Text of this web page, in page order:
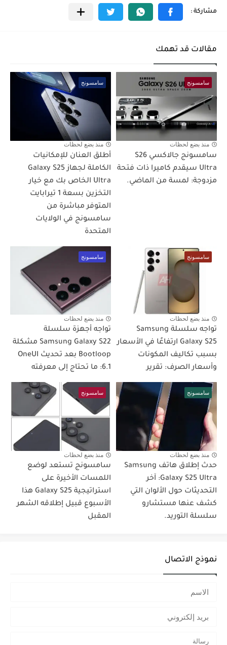
مقالات قد تهمك
سامسونج
منذ بضع لحظات
سامسونج جالاكسي S26
Ultra سيقدم كاميرا ذات فتحة
مزدوجة: لمسة من الماضي.
سامسونج
منذ بضع لحظات
أطلق العنان للإمكانيات
الكاملة لجهاز Galaxy S25
Ultra الخاص بك مع خيار
التخزين بسعة 1 تيرابايت
المتوفر مباشرة من
سامسونج في الولايات
المتحدة
سامسونج
منذ بضع لحظات
تواجه سلسلة Samsung
Galaxy S25 ارتفاعًا في الأسعار
بسبب تكاليف المكونات
وأسعار الصرف: تقرير
سامسونج
منذ بضع لحظات
تواجه أجهزة سلسلة
Samsung Galaxy S22 مشكلة
Bootloop بعد تحديث OneUI
6.1: ما تحتاج إلى معرفته
سامسونج
منذ بضع لحظات
حدث إطلاق هاتف Samsung
Galaxy S25 Ultra: آخر
التحديثات حول الألوان التي
كشف عنها مستشارو
سلسلة التوريد.
سامسونج
منذ بضع لحظات
سامسونج تستعد لوضع
اللمسات الأخيرة على
استراتيجية Galaxy S25 هذا
الأسبوع قبيل إطلاقه الشهر
المقبل
نموذج الاتصال